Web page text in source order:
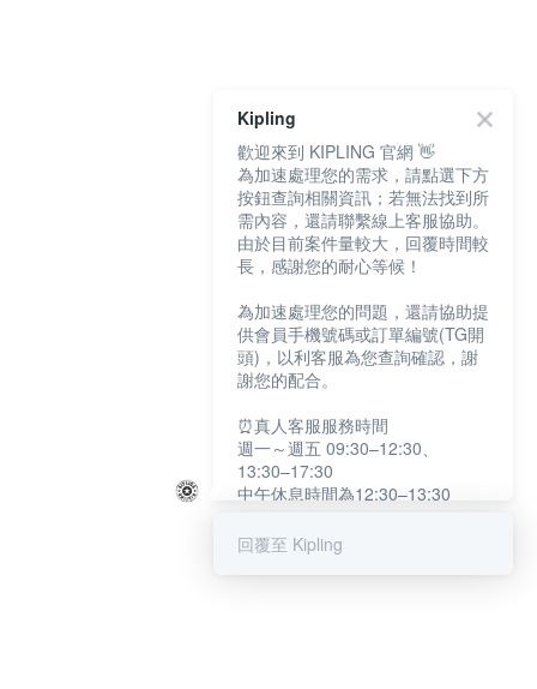
Kipling
歡迎來到 KIPLING 官網 👋
為加速處理您的需求，請點選下方
按鈕查詢相關資訊；若無法找到所
需內容，還請聯繫線上客服協助。
由於目前案件量較大，回覆時間較
長，感謝您的耐心等候！
為加速處理您的問題，還請協助提
供會員手機號碼或訂單編號(TG開
頭)，以利客服為您查詢確認，謝
謝您的配合。
⏰真人客服服務時間
週一～週五 09:30–12:30、
13:30–17:30
中午休息時間為12:30–13:30
提醒您：系統會自動已讀訊息，如
回覆至 Kipling